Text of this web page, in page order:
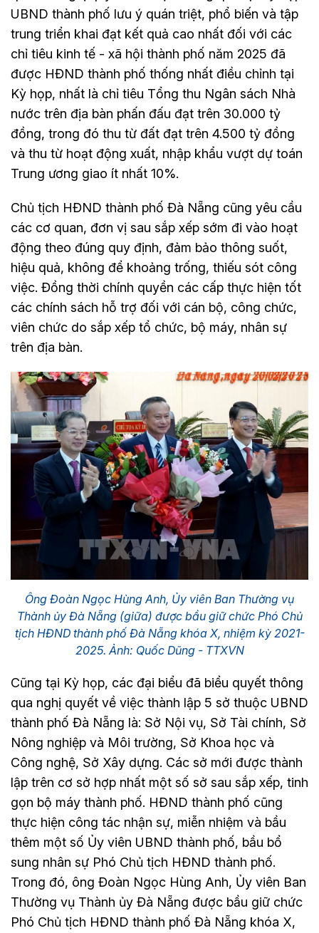
UBND thành phố lưu ý quán triệt, phổ biến và tập
trung triển khai đạt kết quả cao nhất đối với các
chỉ tiêu kinh tế - xã hội thành phố năm 2025 đã
được HĐND thành phố thống nhất điều chỉnh tại
Kỳ họp, nhất là chỉ tiêu Tổng thu Ngân sách Nhà
nước trên địa bàn phấn đấu đạt trên 30.000 tỷ
đồng, trong đó thu từ đất đạt trên 4.500 tỷ đồng
và thu từ hoạt động xuất, nhập khẩu vượt dự toán
Trung ương giao ít nhất 10%.
Chủ tịch HĐND thành phố Đà Nẵng cũng yêu cầu
các cơ quan, đơn vị sau sắp xếp sớm đi vào hoạt
động theo đúng quy định, đảm bảo thông suốt,
hiệu quả, không để khoảng trống, thiếu sót công
việc. Đồng thời chính quyền các cấp thực hiện tốt
các chính sách hỗ trợ đối với cán bộ, công chức,
viên chức do sắp xếp tổ chức, bộ máy, nhân sự
trên địa bàn.
Ông Đoàn Ngọc Hùng Anh, Ủy viên Ban Thường vụ
Thành ủy Đà Nẵng (giữa) được bầu giữ chức Phó Chủ
tịch HĐND thành phố Đà Nẵng khóa X, nhiệm kỳ 2021-
2025. Ảnh: Quốc Dũng - TTXVN
Cũng tại Kỳ họp, các đại biểu đã biểu quyết thông
qua nghị quyết về việc thành lập 5 sở thuộc UBND
thành phố Đà Nẵng là: Sở Nội vụ, Sở Tài chính, Sở
Nông nghiệp và Môi trường, Sở Khoa học và
Công nghệ, Sở Xây dựng. Các sở mới được thành
lập trên cơ sở hợp nhất một số sở sau sắp xếp, tinh
gọn bộ máy thành phố. HĐND thành phố cũng
thực hiện công tác nhận sự, miễn nhiệm và bầu
thêm một số Ủy viên UBND thành phố, bầu bổ
sung nhân sự Phó Chủ tịch HĐND thành phố.
Trong đó, ông Đoàn Ngọc Hùng Anh, Ủy viên Ban
Thường vụ Thành ủy Đà Nẵng được bầu giữ chức
Phó Chủ tịch HĐND thành phố Đà Nẵng khóa X,